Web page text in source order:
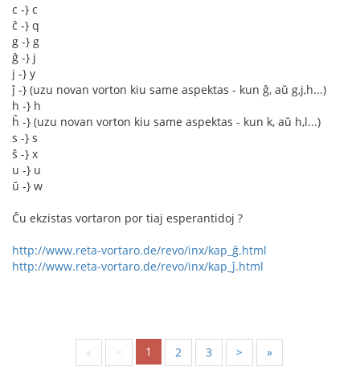
c -} c
ĉ -} q
g -} g
ĝ -} j
j -} y
ĵ -} (uzu novan vorton kiu same aspektas - kun ĝ, aŭ g,j,h...)
h -} h
ĥ -} (uzu novan vorton kiu same aspektas - kun k, aŭ h,l...)
s -} s
ŝ -} x
u -} u
ŭ -} w
Ĉu ekzistas vortaron por tiaj esperantidoj ?
http://www.reta-vortaro.de/revo/inx/kap_ĝ.html
http://www.reta-vortaro.de/revo/inx/kap_ĵ.html
« < 1 2 3 > »